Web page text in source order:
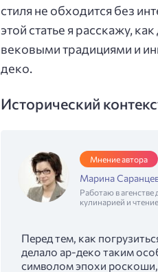
стиля не обходится без
этой статье я расскажу,
вековыми традициями и
деко.
Исторический
Мнение автора
Марина
Работаю в
кулинарией и
Перед тем, как
делало ар-деко таким
символом эпохи роскоши,